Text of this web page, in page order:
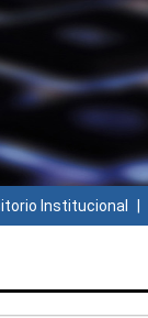
Institucional